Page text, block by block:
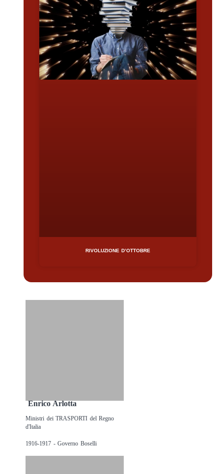
RIVOLUZIONE D’OTTOBRE
Enrico Arlotta
Ministri dei TRASPORTI del Regno
d'Italia
1916-1917 - Governo Boselli